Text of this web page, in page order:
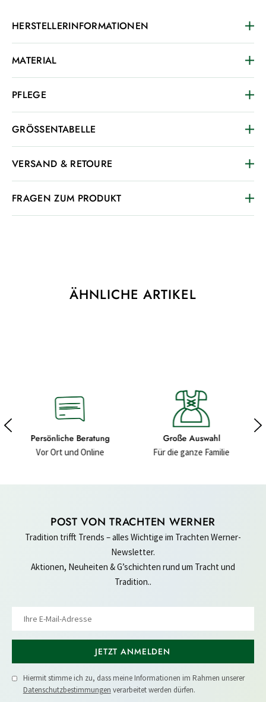
HERSTELLERINFORMATIONEN
MATERIAL
PFLEGE
GRÖSSENTABELLE
VERSAND & RETOURE
FRAGEN ZUM PRODUKT
ÄHNLICHE ARTIKEL
Große Auswahl
Für die ganze Familie
Hochwertige Materialien
Für ein gutes Gefühl
POST VON TRACHTEN WERNER
Tradition trifft Trends – alles Wichtige im Trachten Werner-
Newsletter.
Aktionen, Neuheiten & G’schichten rund um Tracht und
Tradition..
JETZT ANMELDEN
Hiermit stimme ich zu, dass meine Informationen im Rahmen unserer
Datenschutzbestimmungen verarbeitet werden dürfen.